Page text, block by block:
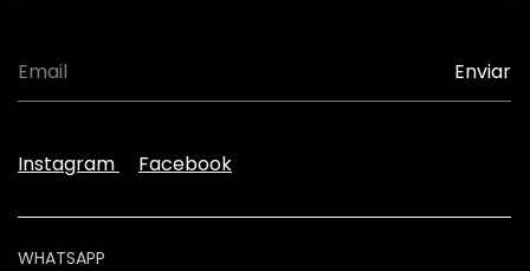
Instagram Facebook
WHATSAPP